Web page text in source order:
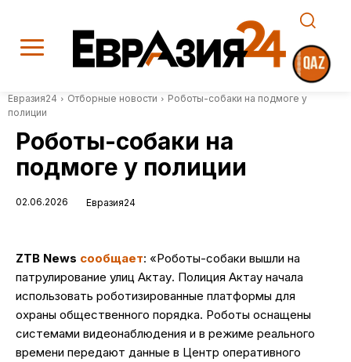
Евразия24 Отборные новости
Роботы-собаки на подмоге у
полиции
Роботы-собаки на
подмоге у полиции
02.06.2026 Евразия24
ZTB News сообщает: «Роботы-собаки вышли на
патрулирование улиц Актау. Полиция Актау начала
использовать роботизированные платформы для
охраны общественного порядка. Роботы оснащены
системами видеонаблюдения и в режиме реального
времени передают данные в Центр оперативного